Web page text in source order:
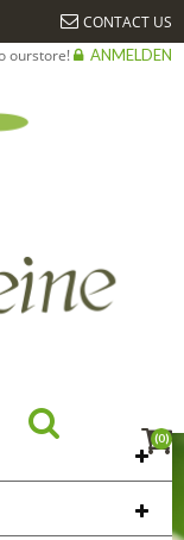
CONTACT US
ourstore!
ANMELDEN
(0)